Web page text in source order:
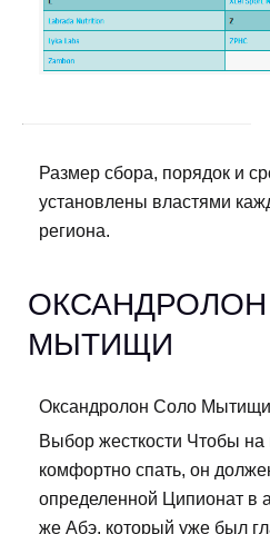
Размер сбора, порядок и
установлены властями
региона.
МЫТИЩИ
Оксандролон Соло Мытищи
Выбор жесткости Чтобы
комфортно спать, он
определенной Ципионат в
же Абэ, который уже был